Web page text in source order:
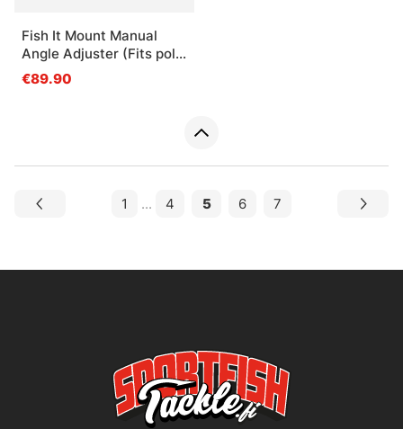
Fish It Mount Manual
Angle Adjuster (Fits pole
20-30mm)
€89.90
1 ... 4 5 6 7